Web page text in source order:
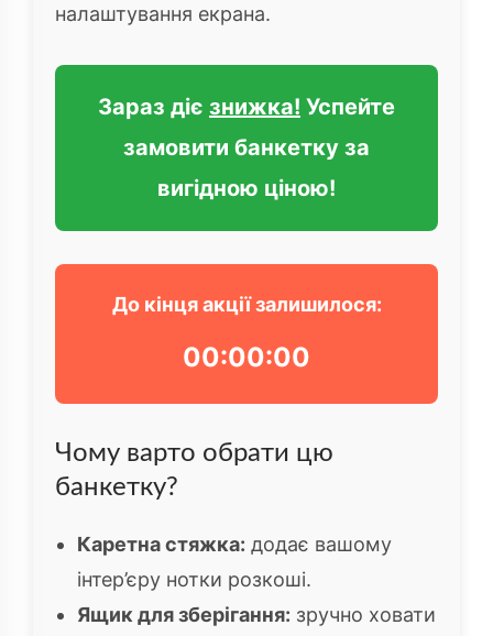
налаштування екрана.
Зараз діє знижка! Успейте
замовити банкетку за
вигідною ціною!
До кінця акції залишилося:
00:00:00
Чому варто обрати цю
банкетку?
Каретна стяжка: додає вашому
інтер’єру нотки розкоші.
Ящик для зберігання: зручно ховати